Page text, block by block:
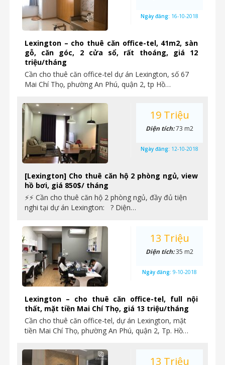
Lexington – cho thuê căn office-tel, 41m2, sàn
gỗ, căn góc, 2 cửa sổ, rất thoáng, giá 12
triệu/tháng
Cần cho thuê căn office-tel dự án Lexington, số 67
Mai Chí Thọ, phường An Phú, quận 2, tp Hồ…
Ngày đăng: 16-10-2018
[Lexington] Cho thuê căn hộ 2 phòng ngủ, view
hồ bơi, giá 850$/ tháng
⚡⚡ Cần cho thuê căn hộ 2 phòng ngủ, đầy đủ tiện
nghi tại dự án Lexington: ? Diện…
19 Triệu
Diện tích:73 m2
Ngày đăng: 12-10-2018
Lexington – cho thuê căn office-tel, full nội
thất, mặt tiền Mai Chí Thọ, giá 13 triệu/tháng
Cần cho thuê căn office-tel, dự án Lexington, mặt
tiền Mai Chí Thọ, phường An Phú, quận 2, Tp. Hồ…
13 Triệu
Diện tích:35 m2
Ngày đăng: 9-10-2018
13 Triệu